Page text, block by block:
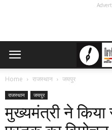
Home राजस्थान जयपुर
राजस्थान जयपुर
मुख्यमंत्री ने किया